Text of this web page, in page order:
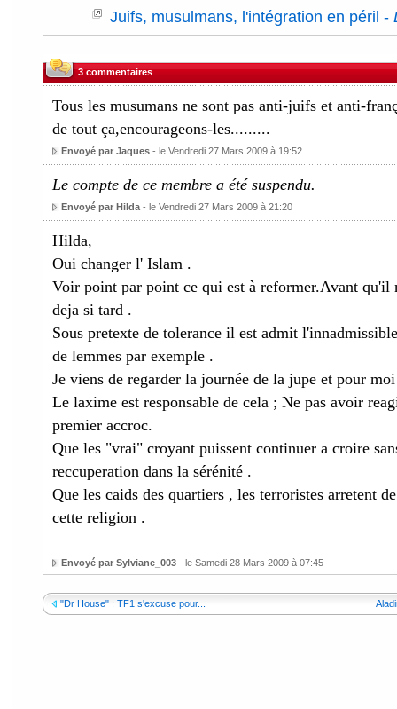
Juifs, musulmans, l'intégration en péril -
3 commentaires
Tous les musumans ne sont pas anti-juifs et anti-
de tout ça,encourageons-les.........
Envoyé par Jaques- le Vendredi 27 Mars 2009 à 19:52
Le compte de ce membre a été suspendu.
Envoyé par Hilda- le Vendredi 27 Mars 2009 à 21:20
Hilda,
Oui changer l' Islam .
Voir point par point ce qui est à reformer.Avant qu'il
deja si tard .
Sous pretexte de tolerance il est admit
de lemmes par exemple .
Je viens de regarder la journée de la jupe et pour
Le laxime est responsable de cela ; Ne pas avoir
premier accroc.
Que les "vrai" croyant puissent continuer a croire
reccuperation dans la sérénité .
Que les caids des quartiers , les terroristes arretent
cette religion .
Envoyé par Sylviane_003- le Samedi 28 Mars 2009 à 07:45
"Dr House" : TF1 s'excuse pour...